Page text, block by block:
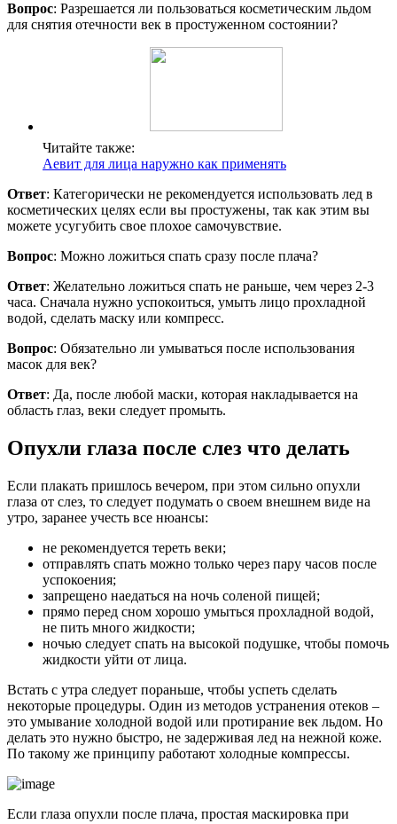
Вопрос: Разрешается ли пользоваться косметическим льдом
для снятия отечности век в простуженном состоянии?
Читайте также:
Аевит для лица наружно как применять
Ответ: Категорически не рекомендуется использовать лед в
косметических целях если вы простужены, так как этим вы
можете усугубить свое плохое самочувствие.
Вопрос: Можно ложиться спать сразу после плача?
Ответ: Желательно ложиться спать не раньше, чем через 2-3
часа. Сначала нужно успокоиться, умыть лицо прохладной
водой, сделать маску или компресс.
Вопрос: Обязательно ли умываться после использования
масок для век?
Ответ: Да, после любой маски, которая накладывается на
область глаз, веки следует промыть.
Опухли глаза после слез что делать
Если плакать пришлось вечером, при этом сильно опухли
глаза от слез, то следует подумать о своем внешнем виде на
утро, заранее учесть все нюансы:
не рекомендуется тереть веки;
отправлять спать можно только через пару часов после
успокоения;
запрещено наедаться на ночь соленой пищей;
прямо перед сном хорошо умыться прохладной водой,
не пить много жидкости;
ночью следует спать на высокой подушке, чтобы помочь
жидкости уйти от лица.
Встать с утра следует пораньше, чтобы успеть сделать
некоторые процедуры. Один из методов устранения отеков –
это умывание холодной водой или протирание век льдом. Но
делать это нужно быстро, не задерживая лед на нежной коже.
По такому же принципу работают холодные компрессы.
Если глаза опухли после плача, простая маскировка при